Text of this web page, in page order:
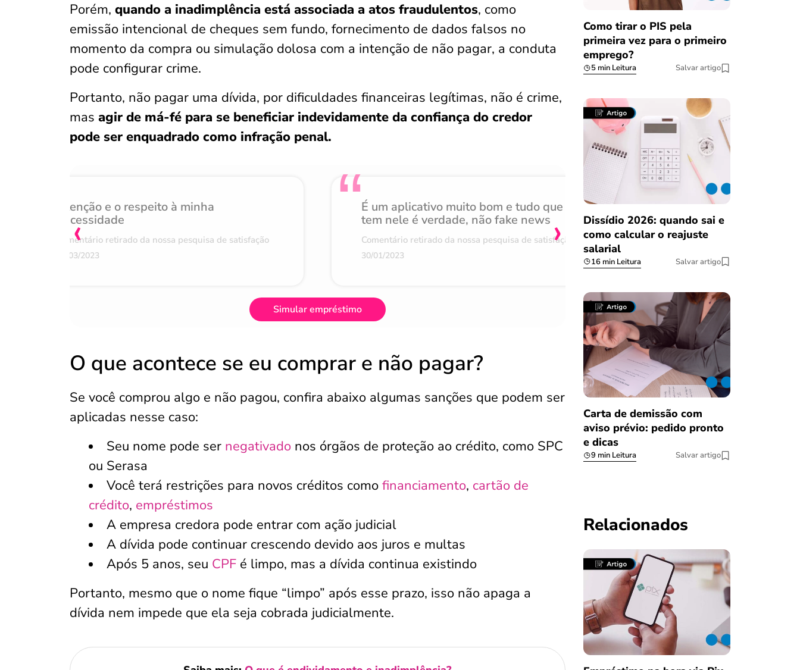
Porém, quando a inadimplência está associada a atos fraudulentos, como
emissão intencional de cheques sem fundo, fornecimento de dados falsos no
momento da compra ou simulação dolosa com a intenção de não pagar, a conduta
pode configurar crime.
Portanto, não pagar uma dívida, por dificuldades financeiras legítimas, não é crime,
mas agir de má-fé para se beneficiar indevidamente da confiança do credor
pode ser enquadrado como infração penal.
Atenção e o respeito à minha
necessidade
Comentário retirado da nossa pesquisa de satisfação
07/03/2023
É um aplicativo muito bom e tudo que
tem nele é verdade, não fake news
Comentário retirado da nossa pesquisa de satisfação
30/01/2023
Achei muito rápido,
burocracia
Comentário retirado da nossa
08/03/2023
‹ ›
Simular empréstimo
O que acontece se eu comprar e não pagar?
Se você comprou algo e não pagou, confira abaixo algumas sanções que podem ser
aplicadas nesse caso:
Seu nome pode ser negativado nos órgãos de proteção ao crédito, como SPC
ou Serasa
Você terá restrições para novos créditos como financiamento, cartão de
crédito, empréstimos
A empresa credora pode entrar com ação judicial
A dívida pode continuar crescendo devido aos juros e multas
Após 5 anos, seu CPF é limpo, mas a dívida continua existindo
Portanto, mesmo que o nome fique “limpo” após esse prazo, isso não apaga a
dívida nem impede que ela seja cobrada judicialmente.
Como tirar o PIS pela
primeira vez para o primeiro
emprego?
5 min Leitura Salvar artigo
Dissídio 2026: quando sai e
como calcular o reajuste
salarial
16 min Leitura Salvar artigo
Carta de demissão com
aviso prévio: pedido pronto
e dicas
9 min Leitura Salvar artigo
Relacionados